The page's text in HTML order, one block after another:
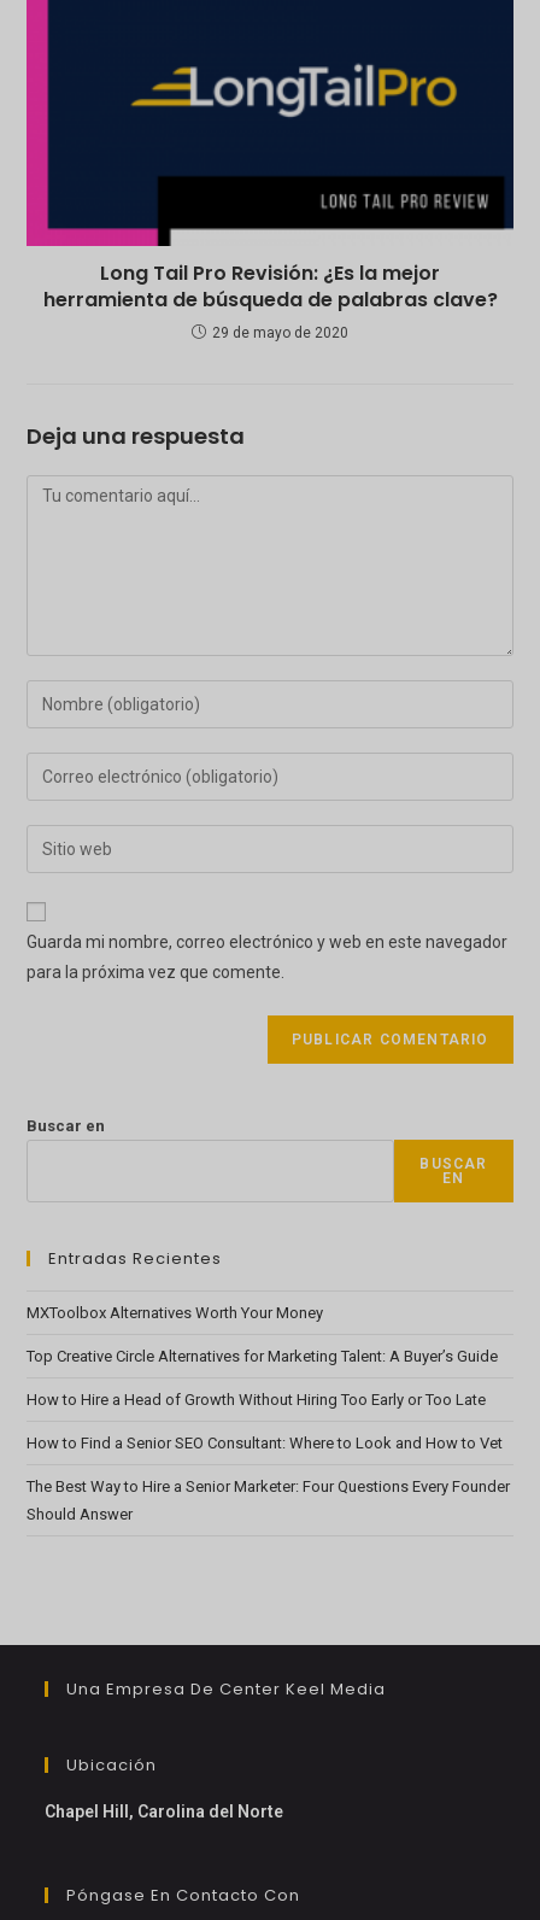
Long Tail Pro Revisión: ¿Es la mejor
herramienta de búsqueda de palabras clave?
29 de mayo de 2020
Deja una respuesta
Comentario
Introduce
tu
nombre
de
usuario
para
comentar
Introduce
tu
dirección
de
electrónico
para
comentar
Introduce
la
URL
Guarda mi nombre, correo electrónico y web en este navegador
para la próxima vez que comente.
Buscar en
BUSCAR
EN
Entradas Recientes
MXToolbox Alternatives Worth Your Money
Top Creative Circle Alternatives for Marketing Talent: A Buyer’s Guide
How to Hire a Head of Growth Without Hiring Too Early or Too Late
How to Find a Senior SEO Consultant: Where to Look and How to Vet
The Best Way to Hire a Senior Marketer: Four Questions Every Founder
Should Answer
Una Empresa De Center Keel Media
Ubicación
Chapel Hill, Carolina del Norte
Póngase En Contacto Con